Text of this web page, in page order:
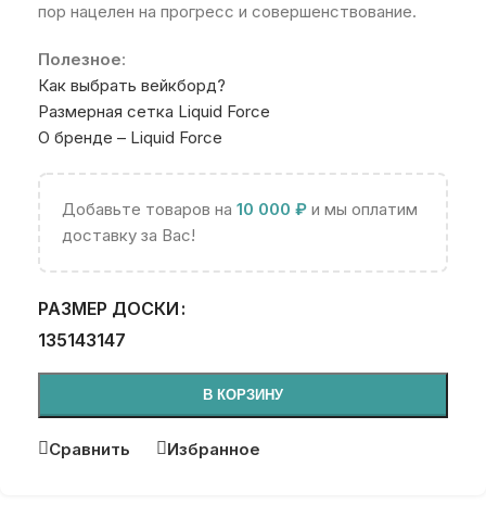
пор нацелен на прогресс и совершенствование.
Полезное:
Как выбрать вейкборд?
Размерная сетка Liquid Force
О бренде – Liquid Force
Добавьте товаров на 10 000 ₽ и мы оплатим
доставку за Вас!
РАЗМЕР ДОСКИ
135143147
В КОРЗИНУ
Сравнить Избранное